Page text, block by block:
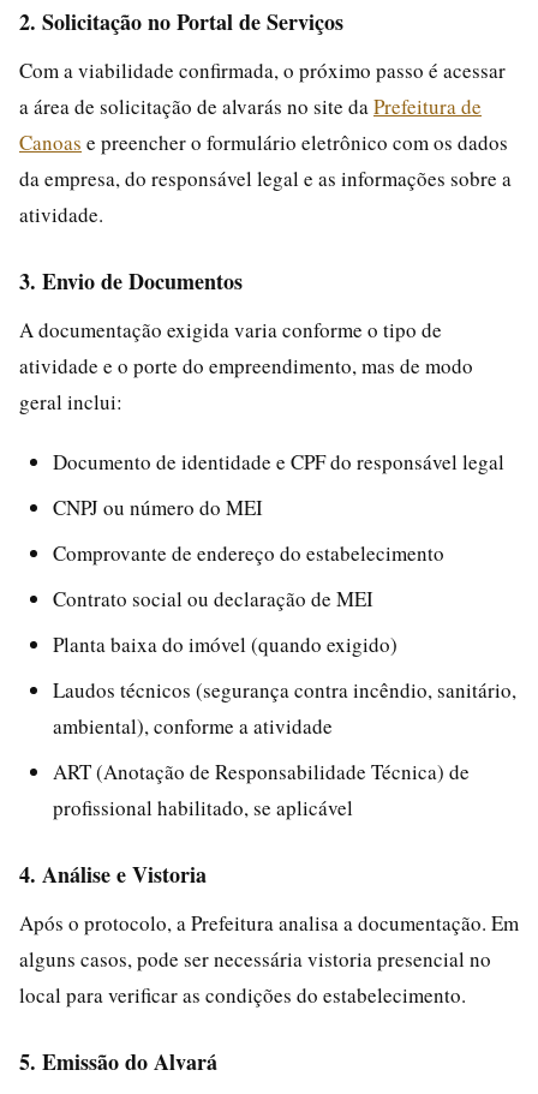
2. Solicitação no Portal de Serviços
Com a viabilidade confirmada, o próximo passo é acessar
a área de solicitação de alvarás no site da Prefeitura de
Canoas e preencher o formulário eletrônico com os dados
da empresa, do responsável legal e as informações sobre a
atividade.
3. Envio de Documentos
A documentação exigida varia conforme o tipo de
atividade e o porte do empreendimento, mas de modo
geral inclui:
Documento de identidade e CPF do responsável legal
CNPJ ou número do MEI
Comprovante de endereço do estabelecimento
Contrato social ou declaração de MEI
Planta baixa do imóvel (quando exigido)
Laudos técnicos (segurança contra incêndio, sanitário,
ambiental), conforme a atividade
ART (Anotação de Responsabilidade Técnica) de
profissional habilitado, se aplicável
4. Análise e Vistoria
Após o protocolo, a Prefeitura analisa a documentação. Em
alguns casos, pode ser necessária vistoria presencial no
local para verificar as condições do estabelecimento.
5. Emissão do Alvará